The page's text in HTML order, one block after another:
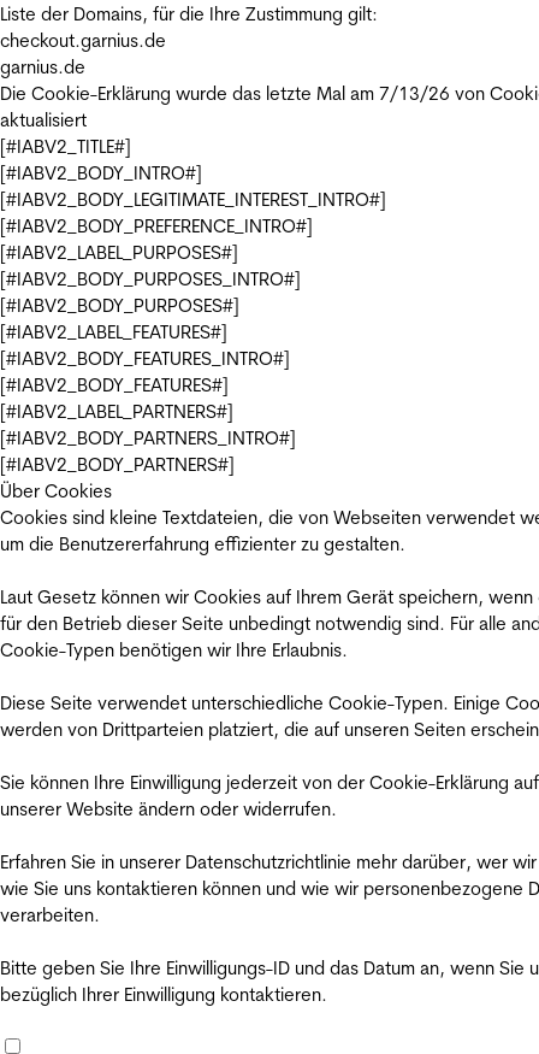
Liste der Domains, für die Ihre Zustimmung gilt:
checkout.garnius.de
garnius.de
Die Cookie-Erklärung wurde das letzte Mal am 7/13/26 von
aktualisiert
[#IABV2_TITLE#]
[#IABV2_BODY_INTRO#]
[#IABV2_BODY_LEGITIMATE_INTEREST_INTRO#]
[#IABV2_BODY_PREFERENCE_INTRO#]
[#IABV2_LABEL_PURPOSES#]
[#IABV2_BODY_PURPOSES_INTRO#]
[#IABV2_BODY_PURPOSES#]
[#IABV2_LABEL_FEATURES#]
[#IABV2_BODY_FEATURES_INTRO#]
[#IABV2_BODY_FEATURES#]
[#IABV2_LABEL_PARTNERS#]
[#IABV2_BODY_PARTNERS_INTRO#]
[#IABV2_BODY_PARTNERS#]
Über Cookies
Cookies sind kleine Textdateien, die von Webseiten verwendet
um die Benutzererfahrung effizienter zu gestalten.
Laut Gesetz können wir Cookies auf Ihrem Gerät speichern, wenn
für den Betrieb dieser Seite unbedingt notwendig sind. Für alle
Cookie-Typen benötigen wir Ihre Erlaubnis.
Diese Seite verwendet unterschiedliche Cookie-Typen. Einige
werden von Drittparteien platziert, die auf unseren Seiten
Sie können Ihre Einwilligung jederzeit von der Cookie-Erklärung auf
unserer Website ändern oder widerrufen.
Erfahren Sie in unserer Datenschutzrichtlinie mehr darüber, wer
wie Sie uns kontaktieren können und wie wir personenbezogene
verarbeiten.
Bitte geben Sie Ihre Einwilligungs-ID und das Datum an, wenn Sie
bezüglich Ihrer Einwilligung kontaktieren.